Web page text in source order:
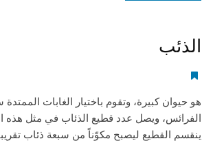
الذئب
هو حيوان كبيرة، وتقوم باختيار الغابات
الفرائس، ويصل عدد قطيع الذئاب في مثل هذه